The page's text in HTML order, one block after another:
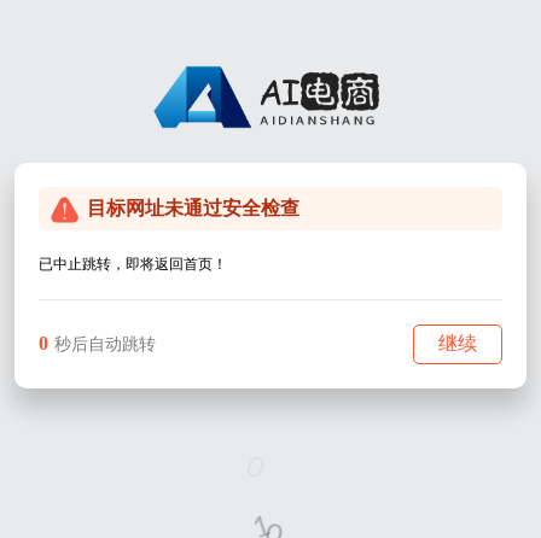
目标网址未通过安全检查
已中止跳转，即将返回首页！
0 秒后自动跳转 继续